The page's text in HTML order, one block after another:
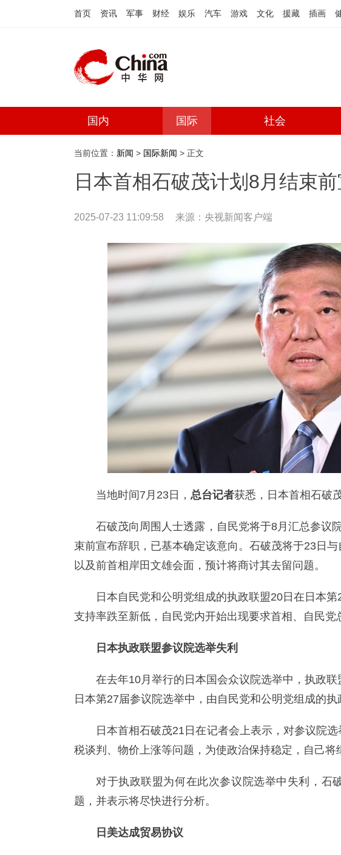
首页 资讯 军事 财经 娱乐 汽车 游戏 文化 援藏 插画
国内 国际 社会
当前位置： 新闻 > 国际新闻 > 正文
日本首相石破茂计划8月结束
2025-07-23 11:09:58 来源： 央视新闻客户端
当地时间7月23日， 总台记者获悉，日本首相石破
石破茂向周围人士透露，自民党将于8月汇总参议
束前宣布辞职，已基本确定该意向。石破茂将于23日
以及前首相岸田文雄会面，预计将商讨其去留问题。
日本自民党和公明党组成的执政联盟20日在日本
支持率跌至新低，自民党内开始出现要求首相、自民党
日本执政联盟参议院选举失利
在去年10月举行的日本国会众议院选举中，执政
日本第27届参议院选举中，由自民党和公明党组成的执
日本首相石破茂21日在记者会上表示，对参议院
税谈判、物价上涨等问题，为使政治保持稳定，自己将
对于执政联盟为何在此次参议院选举中失利，石
题，并表示将尽快进行分析。
日美达成贸易协议